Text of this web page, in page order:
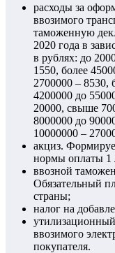
расходы за
ввозимого
таможенную
2020 года в
в рублях: до
1550, более
2700000 – 8530,
4200000 до
20000, свыше
8000000 до
10000000 –
акциз.
нормы оплаты 1
ввозной
Обязательный
страны;
налог на
ввозимого
покупателя.